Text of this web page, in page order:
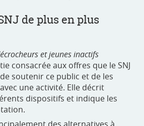
de plus en plus
et jeunes inactifs
consacrée aux offres que le SNJ
soutenir ce public et de les
une activité. Elle décrit
dispositifs et indique les